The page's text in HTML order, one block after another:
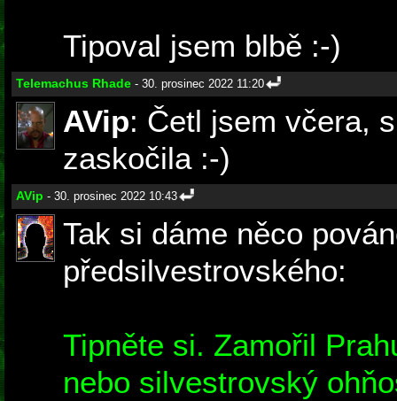
Tipoval jsem blbě :-)
Telemachus Rhade - 30. prosinec 2022 11:20
AVip: Četl jsem včera,
zaskočila :-)
AVip - 30. prosinec 2022 10:43
Tak si dáme něco
předsilvestrovského:
Tipněte si. Zamořil
nebo silvestrovský